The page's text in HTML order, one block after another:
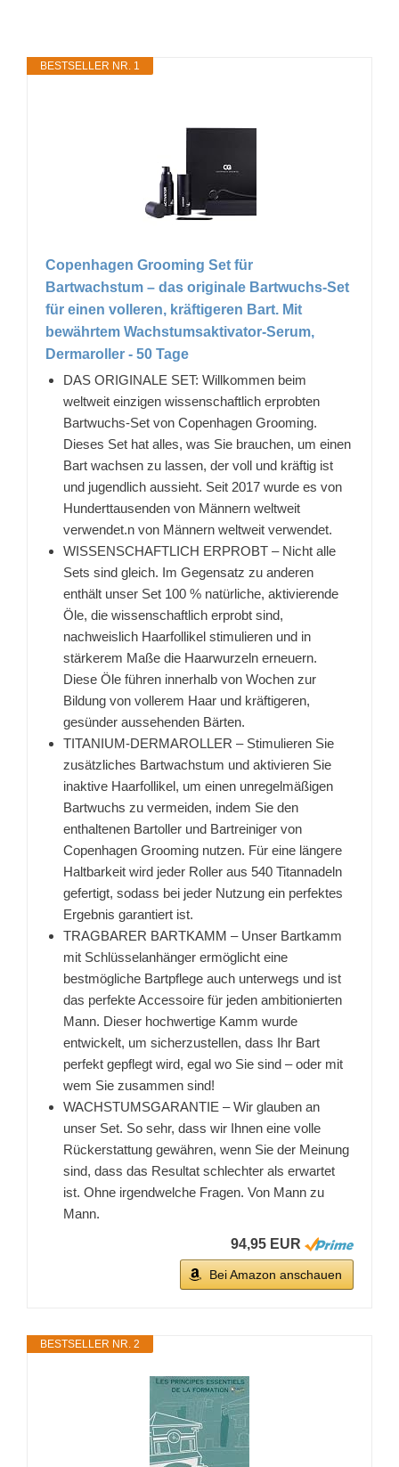
BESTSELLER NR. 1
Copenhagen Grooming Set für
Bartwachstum – das originale Bartwuchs-Set
für einen volleren, kräftigeren Bart. Mit
bewährtem Wachstumsaktivator-Serum,
Dermaroller - 50 Tage
DAS ORIGINALE SET: Willkommen beim
weltweit einzigen wissenschaftlich erprobten
Bartwuchs-Set von Copenhagen Grooming.
Dieses Set hat alles, was Sie brauchen, um einen
Bart wachsen zu lassen, der voll und kräftig ist
und jugendlich aussieht. Seit 2017 wurde es von
Hunderttausenden von Männern weltweit
verwendet.n von Männern weltweit verwendet.
WISSENSCHAFTLICH ERPROBT – Nicht alle
Sets sind gleich. Im Gegensatz zu anderen
enthält unser Set 100 % natürliche, aktivierende
Öle, die wissenschaftlich erprobt sind,
nachweislich Haarfollikel stimulieren und in
stärkerem Maße die Haarwurzeln erneuern.
Diese Öle führen innerhalb von Wochen zur
Bildung von vollerem Haar und kräftigeren,
gesünder aussehenden Bärten.
TITANIUM-DERMAROLLER – Stimulieren Sie
zusätzliches Bartwachstum und aktivieren Sie
inaktive Haarfollikel, um einen unregelmäßigen
Bartwuchs zu vermeiden, indem Sie den
enthaltenen Bartoller und Bartreiniger von
Copenhagen Grooming nutzen. Für eine längere
Haltbarkeit wird jeder Roller aus 540 Titannadeln
gefertigt, sodass bei jeder Nutzung ein perfektes
Ergebnis garantiert ist.
TRAGBARER BARTKAMM – Unser Bartkamm
mit Schlüsselanhänger ermöglicht eine
bestmögliche Bartpflege auch unterwegs und ist
das perfekte Accessoire für jeden ambitionierten
Mann. Dieser hochwertige Kamm wurde
entwickelt, um sicherzustellen, dass Ihr Bart
perfekt gepflegt wird, egal wo Sie sind – oder mit
wem Sie zusammen sind!
WACHSTUMSGARANTIE – Wir glauben an
unser Set. So sehr, dass wir Ihnen eine volle
Rückerstattung gewähren, wenn Sie der Meinung
sind, dass das Resultat schlechter als erwartet
ist. Ohne irgendwelche Fragen. Von Mann zu
Mann.
94,95 EUR
Bei Amazon anschauen
BESTSELLER NR. 2